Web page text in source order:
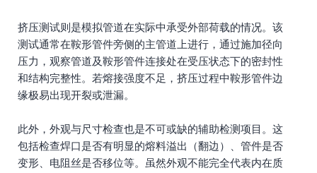
挤压测试则是模拟管道在实际中承受外部荷载的情况。该
测试通常在鞍形管件旁侧的主管道上进行，通过施加径向
压力，观察管道及鞍形管件连接处在受压状态下的密封性
和结构完整性。若熔接强度不足，挤压过程中鞍形管件边
缘极易出现开裂或泄漏。
此外，外观与尺寸检查也是不可或缺的辅助检测项目。这
包括检查焊口是否有明显的熔料溢出（翻边）、管件是否
变形、电阻丝是否移位等。虽然外观不能完全代表内在质